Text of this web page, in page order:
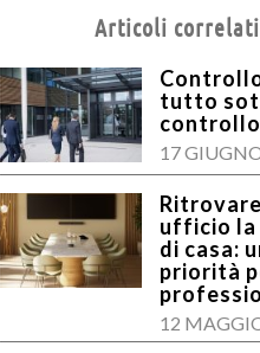
Articoli correlati
tutto
17
ufficio la
di casa:
priorità
12